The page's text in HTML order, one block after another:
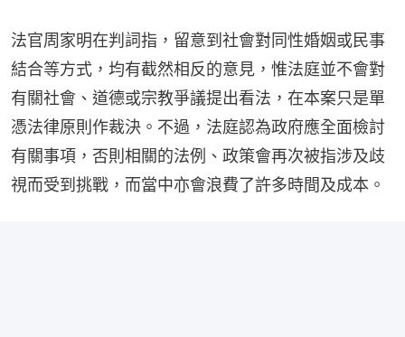
法官周家明在判詞指，留意到社會對同性婚姻或民事
結合等方式，均有截然相反的意見，惟法庭並不會對
有關社會、道德或宗教爭議提出看法，在本案只是單
憑法律原則作裁決。不過，法庭認為政府應全面檢討
有關事項，否則相關的法例、政策會再次被指涉及歧
視而受到挑戰，而當中亦會浪費了許多時間及成本。